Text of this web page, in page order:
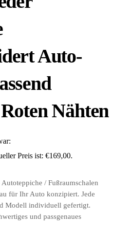
Auto-
Nähten
Preis ist: €169,00.
/ Fußraumschalen
für Ihr Auto konzipiert. Jede
Modell individuell gefertigt.
und passgenaues